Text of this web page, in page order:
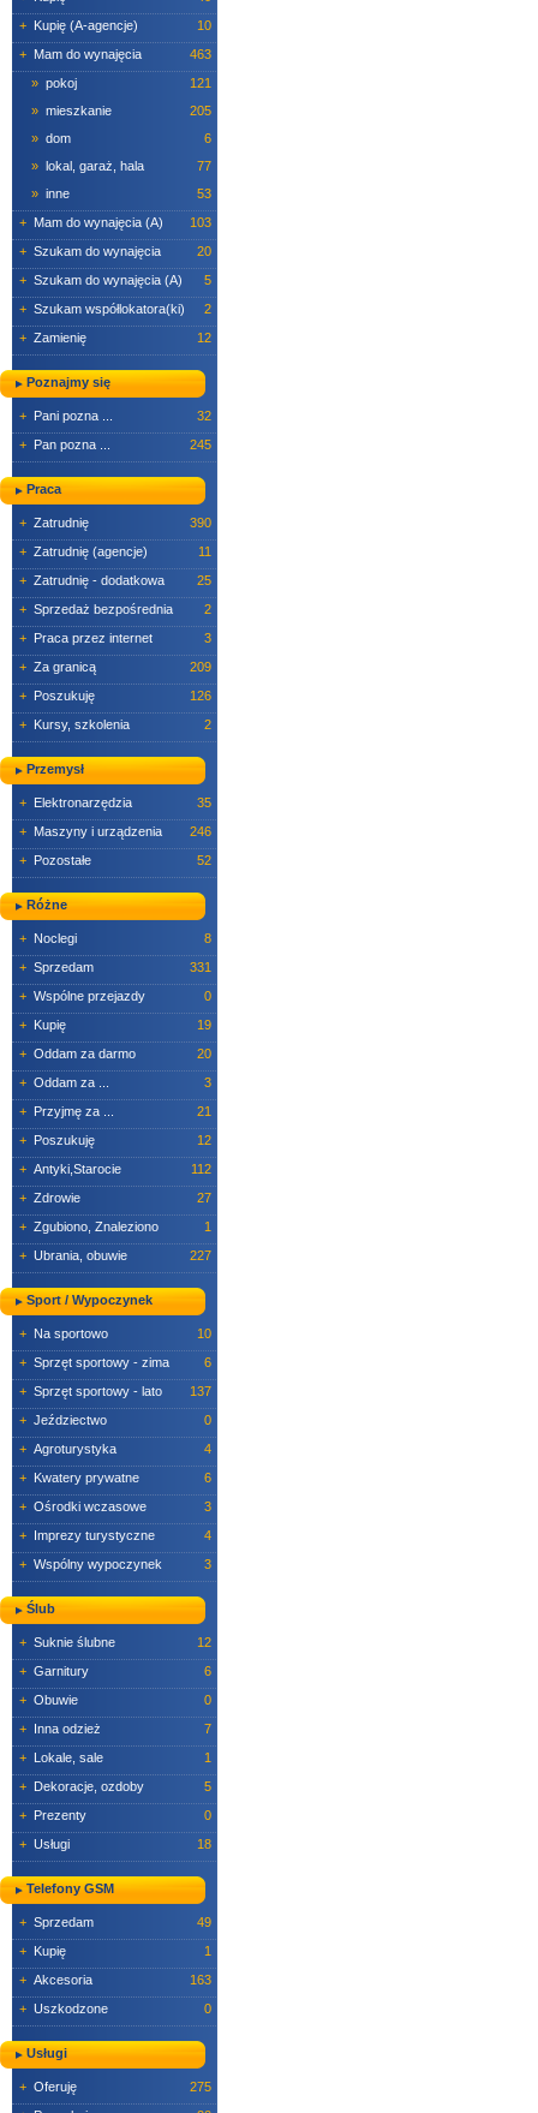
+ Kupię (A-agencje)
10
+ Mam do wynajęcia
463
» pokoj
121
» mieszkanie
205
» dom
6
» lokal, garaż, hala
77
» inne
53
+ Mam do wynajęcia (A)
103
+ Szukam do wynajęcia
20
+ Szukam do wynajęcia (A)
5
+ Szukam współlokatora(ki)
2
+ Zamienię 12
Poznajmy się
+ Pani pozna ...
32
+ Pan pozna ... 245
Praca
+ Zatrudnię
390
+ Zatrudnię (agencje)
11
+ Zatrudnię - dodatkowa
25
+ Sprzedaż bezpośrednia
2
+ Praca przez internet
3
+ Za granicą
209
+ Poszukuję
126
+ Kursy, szkolenia 2
Przemysł
+ Elektronarzędzia
35
+ Maszyny i urządzenia
246
+ Pozostałe 52
Różne
+ Noclegi
8
+ Sprzedam
331
+ Wspólne przejazdy
0
+ Kupię
19
+ Oddam za darmo
20
+ Oddam za ...
3
+ Przyjmę za ...
21
+ Poszukuję
12
+ Antyki,Starocie
112
+ Zdrowie
27
+ Zgubiono, Znaleziono
1
+ Ubrania, obuwie 227
Sport / Wypoczynek
+ Na sportowo
10
+ Sprzęt sportowy - zima
6
+ Sprzęt sportowy - lato
137
+ Jeździectwo
0
+ Agroturystyka
4
+ Kwatery prywatne
6
+ Ośrodki wczasowe
3
+ Imprezy turystyczne
4
+ Wspólny wypoczynek 3
Ślub
+ Suknie ślubne
12
+ Garnitury
6
+ Obuwie
0
+ Inna odzież
7
+ Lokale, sale
1
+ Dekoracje, ozdoby
5
+ Prezenty
0
+ Usługi 18
Telefony GSM
+ Sprzedam
49
+ Kupię
1
+ Akcesoria
163
+ Uszkodzone 0
Usługi
+ Oferuję
275